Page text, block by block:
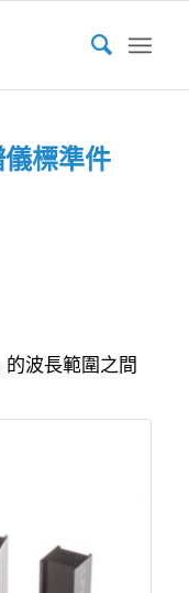
標準件
的波長範圍之間